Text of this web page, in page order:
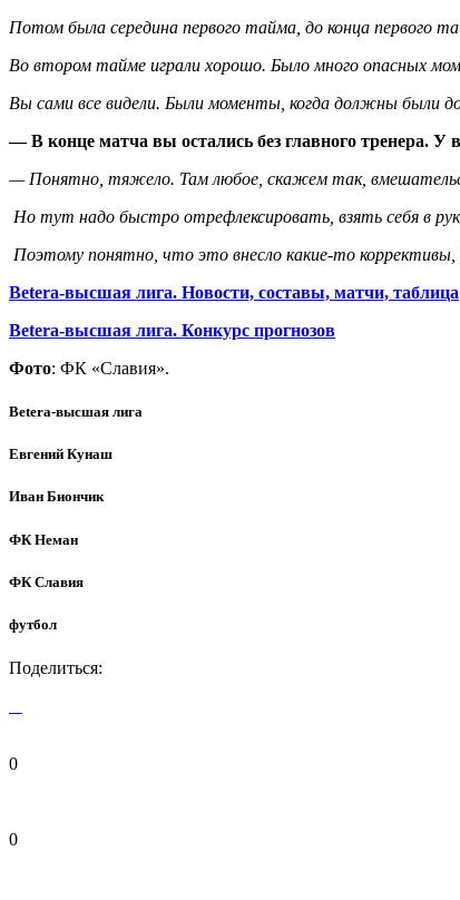
Потом была середина первого тайма, до конца первого
Во втором тайме играли хорошо. Было много опасных
Вы сами все видели. Были моменты, когда должны были
— В конце матча вы остались без главного тренера. У
— Понятно, тяжело. Там любое, скажем так,
Но тут надо быстро отрефлексировать, взять себя в
Поэтому понятно, что это внесло какие-то коррективы,
Betera-высшая лига. Новости, составы, матчи, таблица
Betera-высшая лига. Конкурс прогнозов
Фото: ФК «Славия».
Betera-высшая лига
Евгений Кунаш
Иван Биончик
ФК Неман
ФК Славия
футбол
Поделиться:
0
0